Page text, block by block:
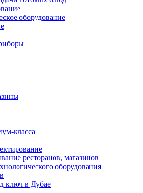
оборудование
класса
ресторанов, магазинов
оборудования
ключ в Дубае